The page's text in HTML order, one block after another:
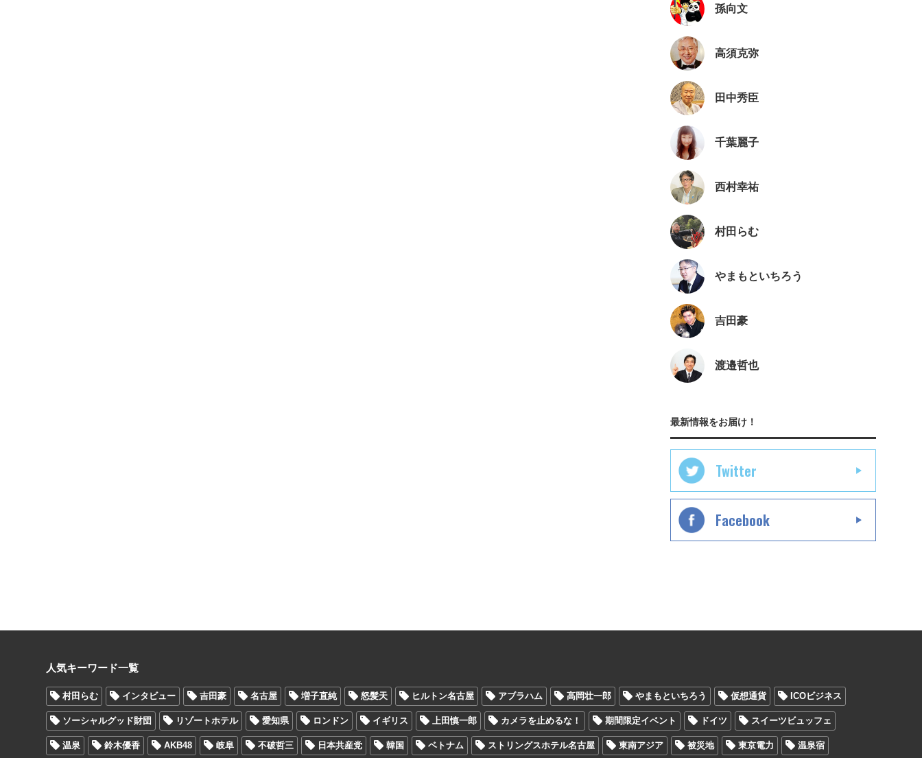
孫向文
高須克弥
田中秀臣
千葉麗子
西村幸祐
村田らむ
やまもといちろう
吉田豪
渡邉哲也
最新情報をお届け！
Twitter
Facebook
人気キーワード一覧
村田らむ インタビュー 吉田豪 名古屋 増子直純 怒髪天 ヒルトン名古屋 アブラハム 高岡壮一郎 やまもといちろう 仮想通貨 ICOビジネス
ソーシャルグッド財団 リゾートホテル 愛知県 ロンドン イギリス 上田慎一郎 カメラを止めるな！ 期間限定イベント ドイツ スイーツビュッフェ
温泉 鈴木優香 AKB48 岐阜 不破哲三 日本共産党 韓国 ベトナム ストリングスホテル名古屋 東南アジア 被災地 東京電力 温泉宿